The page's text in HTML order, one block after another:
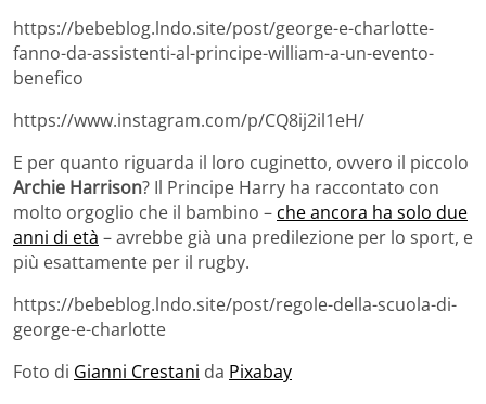
https://bebeblog.lndo.site/post/george-e-charlotte-
fanno-da-assistenti-al-principe-william-a-un-evento-
benefico
https://www.instagram.com/p/CQ8ij2il1eH/
E per quanto riguarda il loro cuginetto, ovvero il piccolo
Archie Harrison? Il Principe Harry ha raccontato con
molto orgoglio che il bambino – che ancora ha solo due
anni di età – avrebbe già una predilezione per lo sport, e
più esattamente per il rugby.
https://bebeblog.lndo.site/post/regole-della-scuola-di-
george-e-charlotte
Foto di Gianni Crestani da Pixabay